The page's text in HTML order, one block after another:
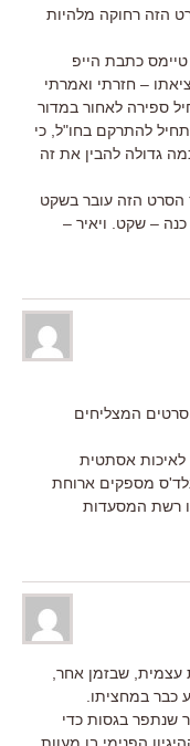
הזה רחוקה מלהיות
טיימס כתבת הייפ
– חזרתי ואמרתי
ספירה לאחור במדור
להתרקם בחו"ל, כי
גדולה להבין את זה
הסרט הזה עובר בשקט
– שקט. ויאיר –
2", אחד הסרטים המצליחים
לאיכות אסתטית
מספקים ארוחת
רשת המסעדות
עצמית, שבזמן אחר,
כבר במחציתו.
שנתפר בגסות כדי